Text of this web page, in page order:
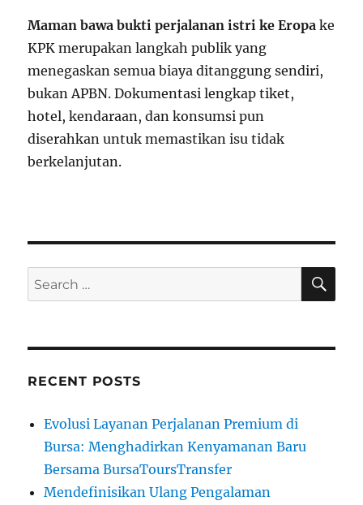
Maman bawa bukti perjalanan istri ke Eropa ke
KPK merupakan langkah publik yang
menegaskan semua biaya ditanggung sendiri,
bukan APBN. Dokumentasi lengkap tiket,
hotel, kendaraan, dan konsumsi pun
diserahkan untuk memastikan isu tidak
berkelanjutan.
Search
for:
RECENT POSTS
Evolusi Layanan Perjalanan Premium di
Bursa: Menghadirkan Kenyamanan Baru
Bersama BursaToursTransfer
Mendefinisikan Ulang Pengalaman